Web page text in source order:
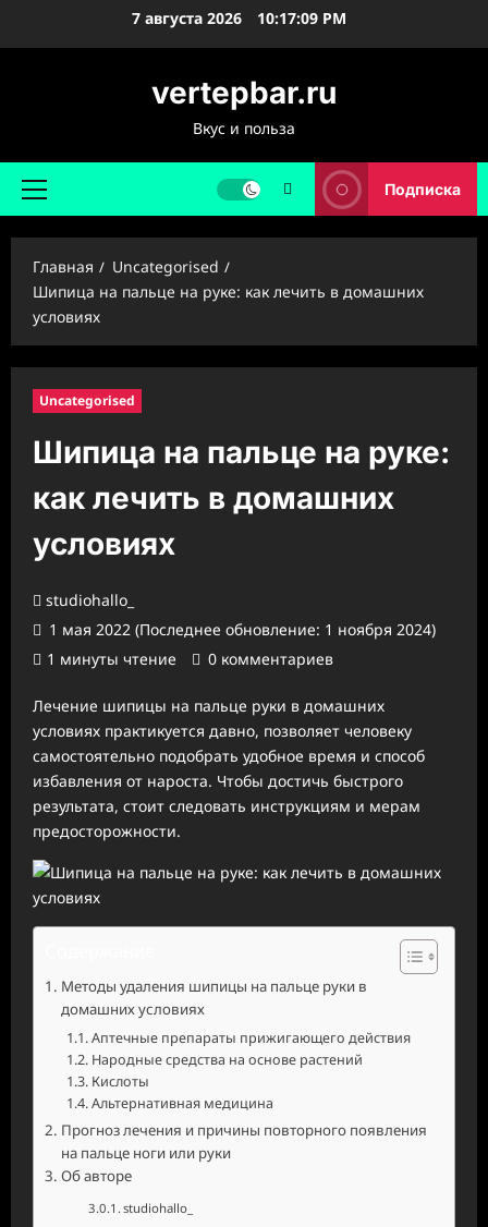
7 августа 2026 10:17:10 PM
vertepbar.ru
Вкус и польза
Основное
Подписка
Главная
Uncategorised
Шипица на пальце на руке: как лечить в домашних
условиях
Uncategorised
Шипица на пальце на руке:
как лечить в домашних
условиях
studiohallo_
1 мая 2022 (Последнее обновление: 1 ноября 2024)
1 минуты чтение
0 комментариев
Лечение шипицы на пальце руки в домашних
условиях практикуется давно, позволяет человеку
самостоятельно подобрать удобное время и способ
избавления от нароста. Чтобы достичь быстрого
результата, стоит следовать инструкциям и мерам
предосторожности.
Методы удаления шипицы на пальце руки в
домашних условиях
Аптечные препараты прижигающего действия
Народные средства на основе растений
Кислоты
Альтернативная медицина
Прогноз лечения и причины повторного появления
на пальце ноги или руки
Об авторе
studiohallo_